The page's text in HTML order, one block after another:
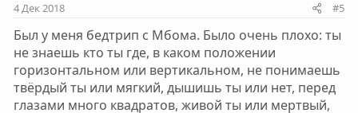
в
н
ы
й
г
н
ы
й
г
4 Дек 2018 #5
Был у меня бедтрип с Мбома. Было очень плохо: ты
не знаешь кто ты где, в каком положении
горизонтальном или вертикальном, не понимаешь
твёрдый ты или мягкий, дышишь ты или нет, перед
глазами много квадратов, живой ты или мертвый,